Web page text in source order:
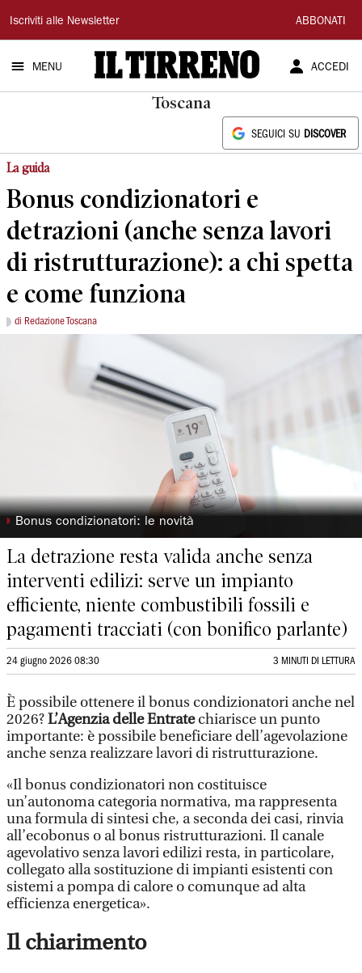
Il
Tirreno
Iscriviti alle Newsletter ABBONATI
MENU ACCEDI
Toscana
SEGUICI SU DISCOVER
La guida
Bonus condizionatori e
detrazioni (anche senza lavori
di ristrutturazione): a chi spetta
e come funziona
di Redazione Toscana
◗ Bonus condizionatori: le novità
La detrazione resta valida anche senza
interventi edilizi: serve un impianto
efficiente, niente combustibili fossili e
pagamenti tracciati (con bonifico parlante)
24 giugno 2026 08:30 3 MINUTI DI LETTURA
È possibile ottenere il bonus condizionatori anche nel
2026?L’Agenzia delle Entratechiarisce un punto
importante: è possibile beneficiare dell’agevolazione
anche senza realizzare lavori di ristrutturazione.
«Il bonus condizionatori non costituisce
un’autonoma categoria normativa, ma rappresenta
una formula di sintesi che, a seconda dei casi, rinvia
all’ecobonus o al bonus ristrutturazioni. Il canale
agevolativo senza lavori edilizi resta, in particolare,
collegato alla sostituzione di impianti esistenti con
sistemi a pompa di calore o comunque ad alta
efficienza energetica».
Il chiarimento